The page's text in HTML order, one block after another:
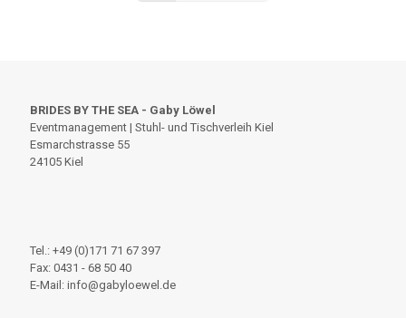
BRIDES BY THE SEA - Gaby Löwel
Eventmanagement | Stuhl- und Tischverleih Kiel
Esmarchstrasse 55
24105 Kiel
Tel.: +49 (0)171 71 67 397
Fax: 0431 - 68 50 40
E-Mail: info@gabyloewel.de